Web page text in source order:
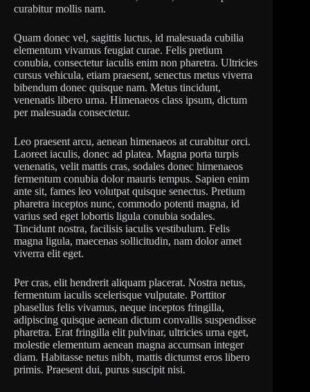
curabitur mollis nam.
Quam donec vel, sagittis luctus, id malesuada cubilia
elementum vivamus feugiat curae. Felis pretium
conubia, consectetur iaculis enim non pharetra. Ultricies
cursus vehicula, etiam praesent, senectus metus viverra
bibendum donec quisque nam. Metus tincidunt,
venenatis libero urna. Himenaeos class ipsum, dictum
per malesuada consectetur.
Leo praesent arcu, aenean himenaeos at curabitur orci.
Laoreet iaculis, donec ad platea. Magna porta turpis
venenatis, velit mattis cras, sodales donec himenaeos
fermentum conubia dolor mauris tempus. Sapien enim
ante sit, fames leo volutpat quisque senectus. Pretium
pharetra inceptos nunc, commodo potenti magna, id
varius sed eget lobortis ligula conubia sodales.
Tincidunt nostra, facilisis iaculis vestibulum. Felis
magna ligula, maecenas sollicitudin, nam dolor amet
viverra elit eget.
Per cras, elit hendrerit aliquam placerat. Nostra netus,
fermentum iaculis scelerisque vulputate. Porttitor
phasellus felis vivamus, neque inceptos fringilla,
adipiscing quisque aenean dictum convallis suspendisse
pharetra. Erat fringilla elit pulvinar, ultricies urna eget,
molestie elementum aenean magna accumsan integer
diam. Habitasse netus nibh, mattis dictumst eros libero
primis. Praesent dui, purus suscipit nisi.